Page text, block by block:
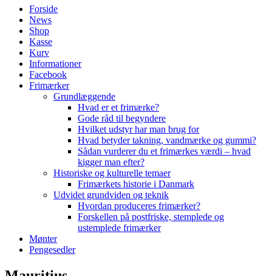
Forside
News
Shop
Kasse
Kurv
Informationer
Facebook
Frimærker
Grundlæggende
Hvad er et frimærke?
Gode råd til begyndere
Hvilket udstyr har man brug for
Hvad betyder takning, vandmærke og gummi?
Sådan vurderer du et frimærkes værdi – hvad
kigger man efter?
Historiske og kulturelle temaer
Frimærkets historie i Danmark
Udvidet grundviden og teknik
Hvordan produceres frimærker?
Forskellen på postfriske, stemplede og
ustemplede frimærker
Mønter
Pengesedler